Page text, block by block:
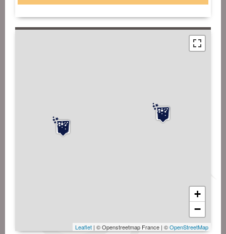
+
−
Leaflet | © Openstreetmap France | ©OpenStreetMap